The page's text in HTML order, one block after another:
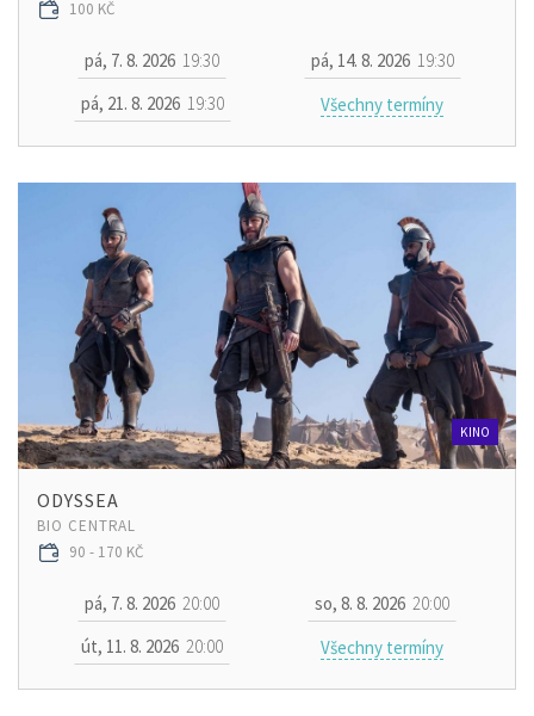
100 KČ
pá, 7. 8. 2026 19:30 pá, 14. 8. 2026 19:30
pá, 21. 8. 2026 19:30 Všechny termíny
KINO
ODYSSEA
BIO CENTRAL
90 - 170 KČ
pá, 7. 8. 2026 20:00 so, 8. 8. 2026 20:00
út, 11. 8. 2026 20:00 Všechny termíny